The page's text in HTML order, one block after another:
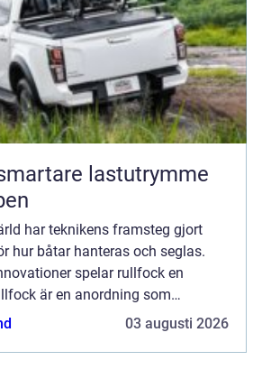
har teknikens framsteg gjort
hur båtar hanteras och seglas.
spelar rullfock en
är en anordning som
kan rullas in ...03 augusti 2026